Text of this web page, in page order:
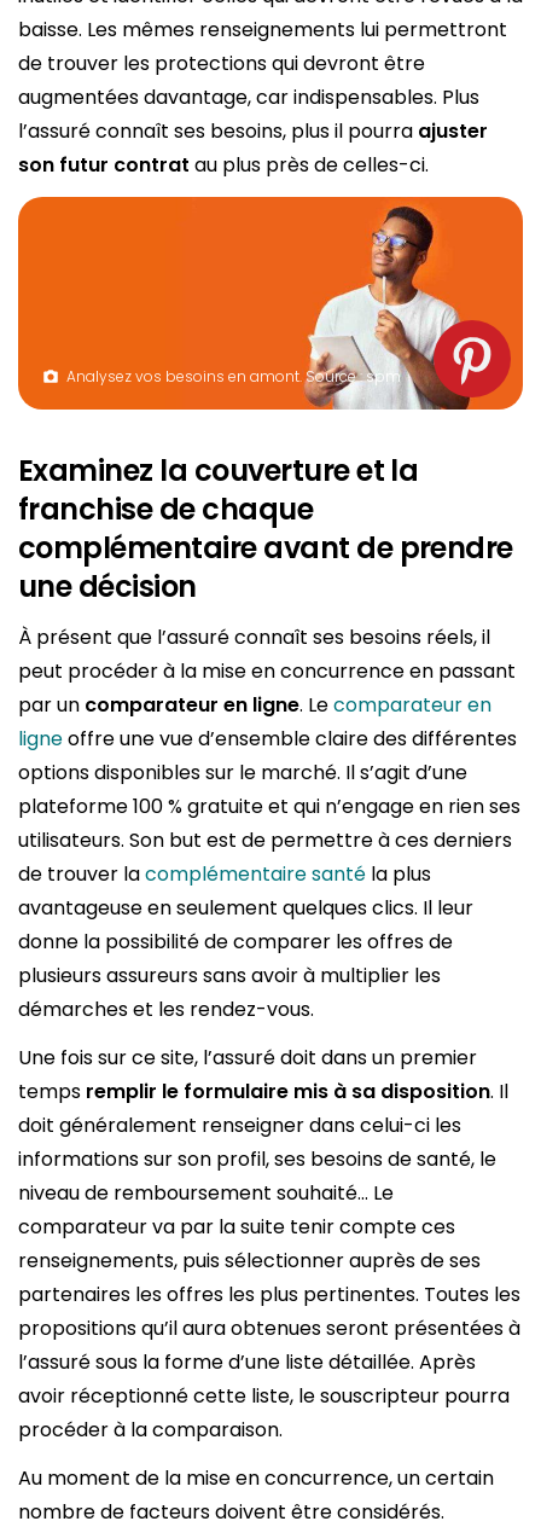
baisse. Les mêmes renseignements lui permettront
de trouver les protections qui devront être
augmentées davantage, car indispensables. Plus
l’assuré connaît ses besoins, plus il pourra ajuster
son futur contrat au plus près de celles-ci.
Analysez vos besoins en amont. Source : spm
Examinez la couverture et la
franchise de chaque
complémentaire avant de prendre
une décision
À présent que l’assuré connaît ses besoins réels, il
peut procéder à la mise en concurrence en passant
par un comparateur en ligne. Lecomparateur en
ligneoffre une vue d’ensemble claire des différentes
options disponibles sur le marché. Il s’agit d’une
plateforme 100 % gratuite et qui n’engage en rien ses
utilisateurs. Son but est de permettre à ces derniers
de trouver lacomplémentaire santé la plus
avantageuse en seulement quelques clics. Il leur
donne la possibilité de comparer les offres de
plusieurs assureurs sans avoir à multiplier les
démarches et les rendez-vous.
Une fois sur ce site, l’assuré doit dans un premier
temps remplir le formulaire mis à sa disposition. Il
doit généralement renseigner dans celui-ci les
informations sur son profil, ses besoins de santé, le
niveau de remboursement souhaité… Le
comparateur va par la suite tenir compte ces
renseignements, puis sélectionner auprès de ses
partenaires les offres les plus pertinentes. Toutes les
propositions qu’il aura obtenues seront présentées à
l’assuré sous la forme d’une liste détaillée. Après
avoir réceptionné cette liste, le souscripteur pourra
procéder à la comparaison.
Au moment de la mise en concurrence, un certain
nombre de facteurs doivent être considérés.